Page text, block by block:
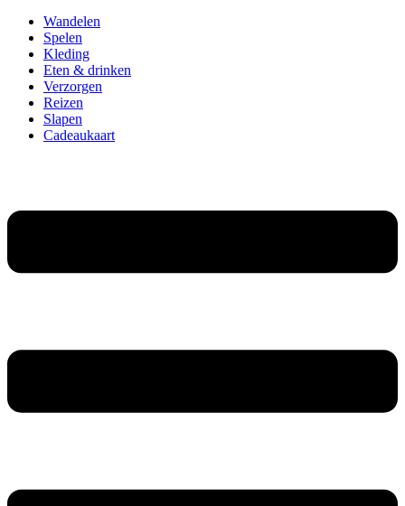
Wandelen
Spelen
Kleding
Eten & drinken
Verzorgen
Reizen
Slapen
Cadeaukaart